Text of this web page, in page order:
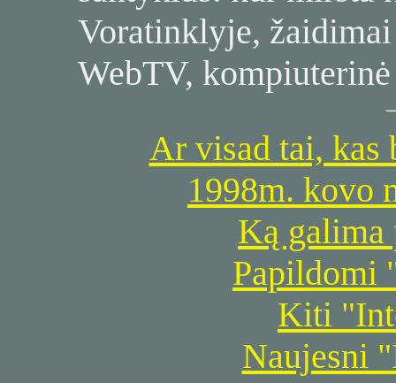
Voratinklyje, žaidimai
WebTV,
Ar visad tai, kas
1998m. kovo
Ką galima
Papildomi
Kiti
Naujesni